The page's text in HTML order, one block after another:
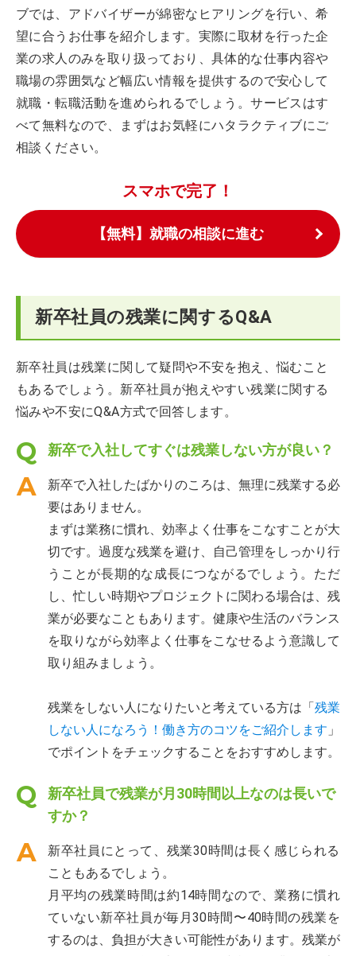
ブでは、アドバイザーが綿密なヒアリングを行い、希
望に合うお仕事を紹介します。実際に取材を行った企
業の求人のみを取り扱っており、具体的な仕事内容や
職場の雰囲気など幅広い情報を提供するので安心して
就職・転職活動を進められるでしょう。サービスはす
べて無料なので、まずはお気軽にハタラクティブにご
相談ください。
スマホで完了！
【無料】就職の相談に進む
新卒社員の残業に関するQ&A
新卒社員は残業に関して疑問や不安を抱え、悩むこと
もあるでしょう。新卒社員が抱えやすい残業に関する
悩みや不安にQ&A方式で回答します。
新卒で入社してすぐは残業しない方が良い？
新卒で入社したばかりのころは、無理に残業する必
要はありません。
まずは業務に慣れ、効率よく仕事をこなすことが大
切です。過度な残業を避け、自己管理をしっかり行
うことが長期的な成長につながるでしょう。ただ
し、忙しい時期やプロジェクトに関わる場合は、残
業が必要なこともあります。健康や生活のバランス
を取りながら効率よく仕事をこなせるよう意識して
取り組みましょう。
残業をしない人になりたいと考えている方は「残業
しない人になろう！働き方のコツをご紹介します 」
でポイントをチェックすることをおすすめします。
新卒社員で残業が月30時間以上なのは長いで
すか？
新卒社員にとって、残業30時間は長く感じられる
こともあるでしょう。
月平均の残業時間は約14時間なので、業務に慣れ
ていない新卒社員が毎月30時間〜40時間の残業を
するのは、負担が大きい可能性があります。残業が